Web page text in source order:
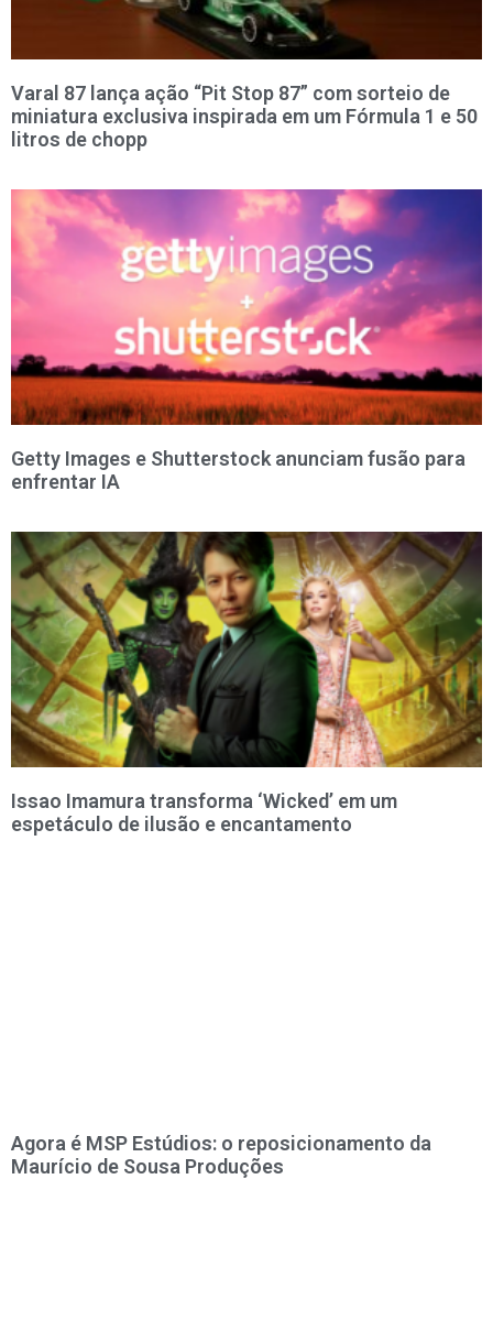
Varal 87 lança ação “Pit Stop 87” com sorteio de
miniatura exclusiva inspirada em um Fórmula 1 e 50
litros de chopp
Getty Images e Shutterstock anunciam fusão para
enfrentar IA
Issao Imamura transforma ‘Wicked’ em um
espetáculo de ilusão e encantamento
Agora é MSP Estúdios: o reposicionamento da
Maurício de Sousa Produções